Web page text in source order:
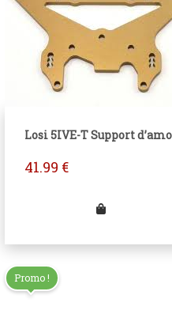
Losi 5IVE-T Support
41.99 €
Promo !